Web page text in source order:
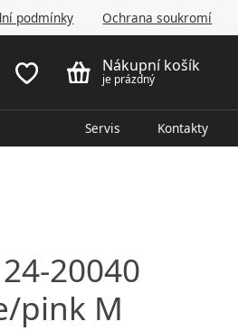
podmínky Ochrana soukromí
Nákupní košík
je prázdný
Servis Kontakty
20040
pink M